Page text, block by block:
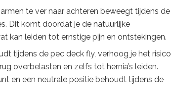
te ver naar achteren beweegt tijdens de
Dit komt doordat je de natuurlijke
kan leiden tot ernstige pijn en ontstekingen.
tijdens de pec deck fly, verhoog je het risico
overbelasten en zelfs tot hernia’s leiden.
en een neutrale positie behoudt tijdens de